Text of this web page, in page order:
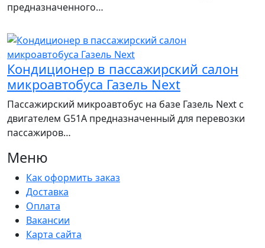
предназначенного…
Кондиционер в пассажирский салон
микроавтобуса Газель Next
Пассажирский микроавтобус на базе Газель Next с
двигателем G51A предназначенный для перевозки
пассажиров…
Меню
Как оформить заказ
Доставка
Оплата
Вакансии
Карта сайта